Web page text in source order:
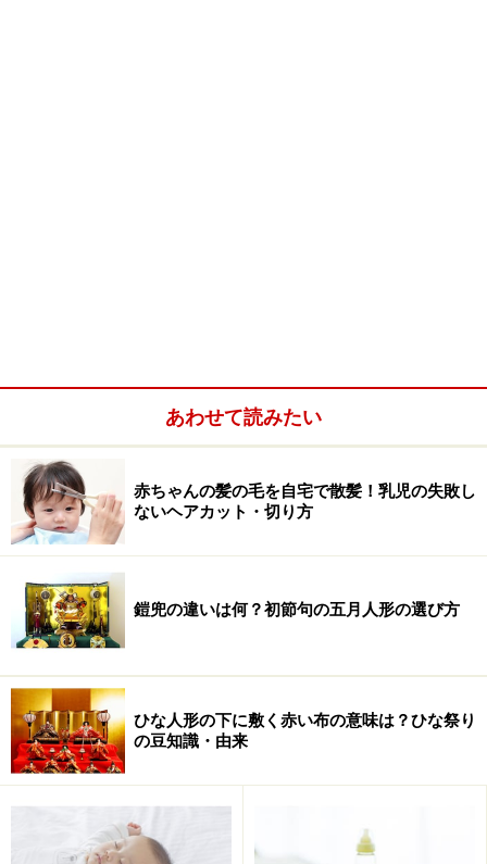
あわせて読みたい
赤ちゃんの髪の毛を自宅で散髪！乳児の失敗し
ないヘアカット・切り方
鎧兜の違いは何？初節句の五月人形の選び方
ひな人形の下に敷く赤い布の意味は？ひな祭り
の豆知識・由来